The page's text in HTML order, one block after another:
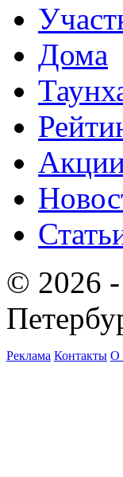
Дома
© 2026 -
Реклама Контакты О